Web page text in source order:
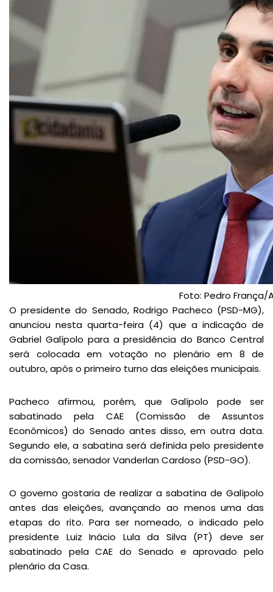
Foto: Pedro França/
O presidente do Senado, Rodrigo Pacheco (PSD-MG),
anunciou nesta quarta-feira (4) que a indicação de
Gabriel Galípolo para a presidência do Banco Central
será colocada em votação no plenário em 8 de
outubro, após o primeiro turno das eleições municipais.
Pacheco afirmou, porém, que Galípolo pode ser
sabatinado pela CAE (Comissão de Assuntos
Econômicos) do Senado antes disso, em outra data.
Segundo ele, a sabatina será definida pelo presidente
da comissão, senador Vanderlan Cardoso (PSD-GO).
O governo gostaria de realizar a sabatina de Galípolo
antes das eleições, avançando ao menos uma das
etapas do rito. Para ser nomeado, o indicado pelo
presidente Luiz Inácio Lula da Silva (PT) deve ser
sabatinado pela CAE do Senado e aprovado pelo
plenário da Casa.